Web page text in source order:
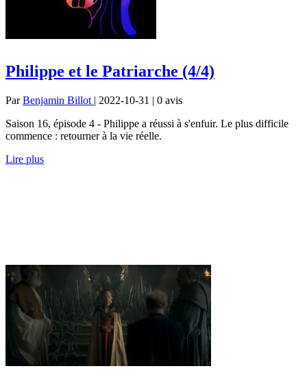
Philippe et le Patriarche (4/4)
ParBenjamin Billot | 2022-10-31 | 0 avis
Saison 16, épisode 4 - Philippe a réussi à s'enfuir. Le plus difficile
commence : retourner à la vie réelle.
Lire plus